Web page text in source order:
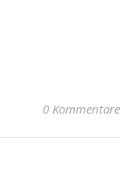
0 Kommentare